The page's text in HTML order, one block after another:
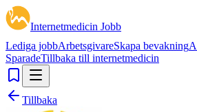
Internetmedicin Jobb
Lediga jobbArbetsgivareSkapa bevakning
SparadeTillbaka till internetmedicin
Tillbaka